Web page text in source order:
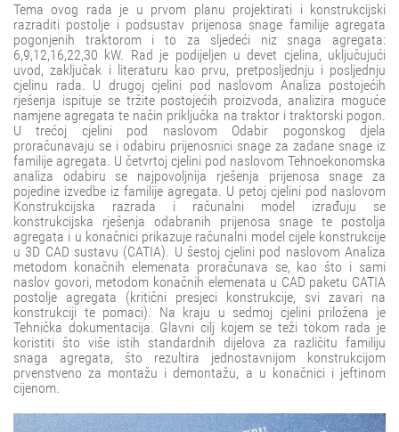
Tema ovog rada je u prvom planu projektirati i konstrukcijski
razraditi postolje i podsustav prijenosa snage familije agregata
pogonjenih traktorom i to za sljedeći niz snaga agregata:
6,9,12,16,22,30 kW. Rad je podijeljen u devet cjelina, uključujući
uvod, zaključak i literaturu kao prvu, pretposljednju i posljednju
cjelinu rada. U drugoj cjelini pod naslovom Analiza postojećih
rješenja ispituje se tržite postojećih proizvoda, analizira moguće
namjene agregata te način priključka na traktor i traktorski pogon.
U trećoj cjelini pod naslovom Odabir pogonskog djela
proračunavaju se i odabiru prijenosnici snage za zadane snage iz
familije agregata. U četvrtoj cjelini pod naslovom Tehnoekonomska
analiza odabiru se najpovoljnija rješenja prijenosa snage za
pojedine izvedbe iz familije agregata. U petoj cjelini pod naslovom
Konstrukcijska razrada i računalni model izrađuju se
konstrukcijska rješenja odabranih prijenosa snage te postolja
agregata i u konačnici prikazuje računalni model cijele konstrukcije
u 3D CAD sustavu (CATIA). U šestoj cjelini pod naslovom Analiza
metodom konačnih elemenata proračunava se, kao što i sami
naslov govori, metodom konačnih elemenata u CAD paketu CATIA
postolje agregata (kritični presjeci konstrukcije, svi zavari na
konstrukciji te pomaci). Na kraju u sedmoj cjelini priložena je
Tehnička dokumentacija. Glavni cilj kojem se teži tokom rada je
koristiti što više istih standardnih dijelova za različitu familiju
snaga agregata, što rezultira jednostavnijom konstrukcijom
prvenstveno za montažu i demontažu, a u konačnici i jeftinom
cijenom.